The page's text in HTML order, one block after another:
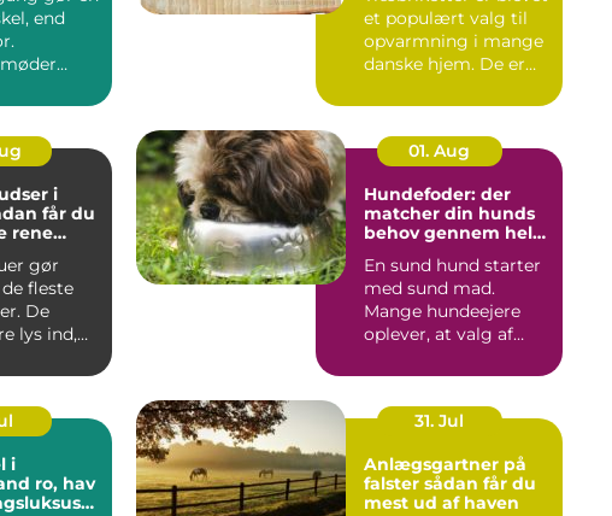
end
et populært valg til
opvarmning i mange
danske hjem. De er
i
rene
gør
fleste
De
lys ind,
01. Aug
Hundefoder: der
matcher din hunds
behov gennem hele
En sund hund starter
med sund mad.
Mange hundeejere
oplever, at valg af
...
i
hav
31. Jul
Anlægsgartner på
falster sådan får du
mest ud af haven